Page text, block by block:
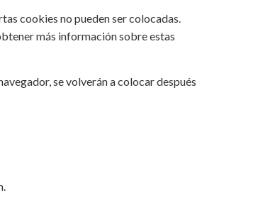
cookies no pueden ser colocadas.
más información sobre estas
se volverán a colocar después